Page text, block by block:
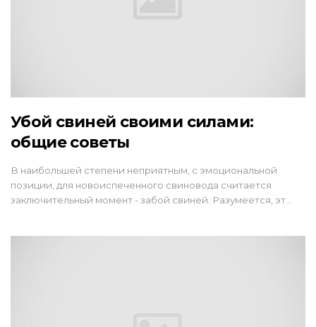
Убой свиней своими силами:
общие советы
В наибольшей степени неприятным, с эмоциональной
позиции, для новоиспеченного свиновода считается
заключительный момент - забой свиней. Разумеется, эт…